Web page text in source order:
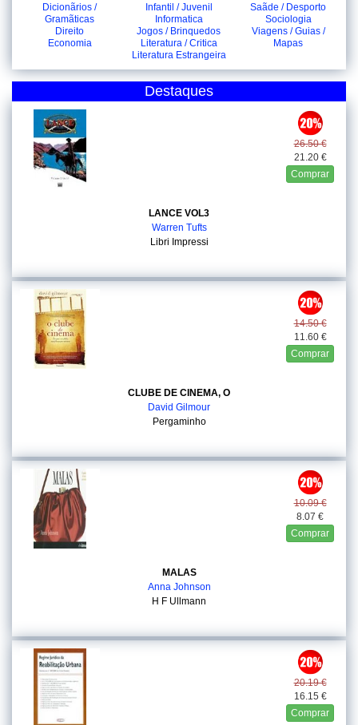
Dicionãrios /
Gramãticas
Direito
Economia
Infantil / Juvenil
Informatica
Jogos / Brinquedos
Literatura / Critica
Literatura Estrangeira
Saãde / Desporto
Sociologia
Viagens / Guias /
Mapas
Destaques
26.50 €
21.20 €
Comprar
LANCE VOL3
Warren Tufts
Libri Impressi
14.50 €
11.60 €
Comprar
CLUBE DE CINEMA, O
David Gilmour
Pergaminho
10.09 €
8.07 €
Comprar
MALAS
Anna Johnson
H F Ullmann
20.19 €
16.15 €
Comprar